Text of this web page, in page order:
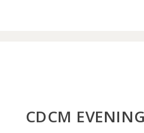
CDCM